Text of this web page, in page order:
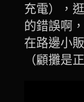
充電），
的錯誤啊
在路邊小
（顧攤是